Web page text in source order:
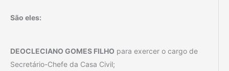
São eles:
DEOCLECIANO GOMES FILHO para exercer o cargo de
Secretário-Chefe da Casa Civil;